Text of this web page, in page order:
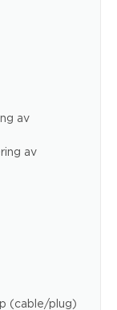
av
av
(cable/plug)